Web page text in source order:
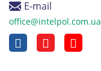
E-mail
office@intelpol.com.ua